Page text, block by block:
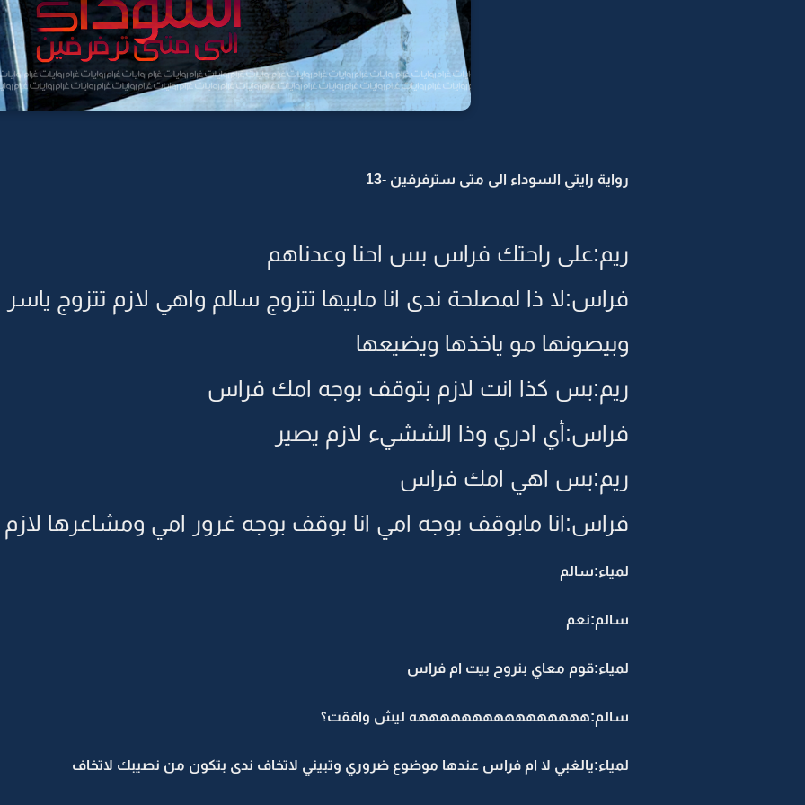
رواية رايتي السوداء الى متى سترفرفين -13
ريم:على راحتك فراس بس احنا وعدناهم
فراس:لا ذا لمصلحة ندى انا مابيها تتزوج سالم واهي لازم تتزوج ياسر
وبيصونها مو ياخذها ويضيعها
ريم:بس كذا انت لازم بتوقف بوجه امك فراس
فراس:أي ادري وذا الششيء لازم يصير
ريم:بس اهي امك فراس
فراس:انا مابوقف بوجه امي انا بوقف بوجه غرور امي ومشاعرها لازم
لمياء:سالم
سالم:نعم
لمياء:قوم معاي بنروح بيت ام فراس
سالم:ههههههههههههههههه ليش وافقت؟
لمياء:يالغبي لا ام فراس عندها موضوع ضروري وتبيني لاتخاف ندى بتكون من نصيبك لاتخاف